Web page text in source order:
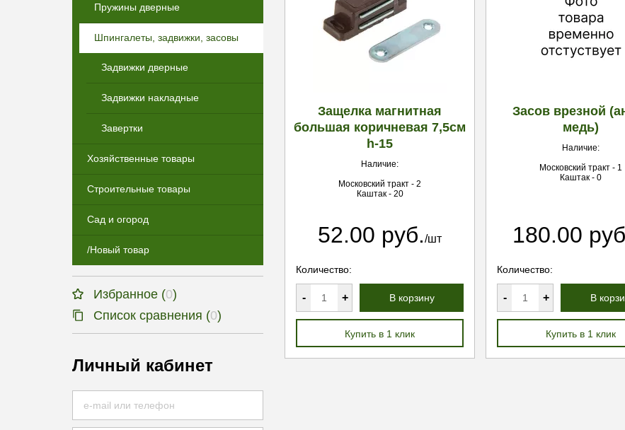
Пружины дверные
Шпингалеты, задвижки, засовы
Задвижки дверные
Задвижки накладные
Завертки
Хозяйственные товары
Строительные товары
Сад и огород
/Новый товар
Избранное (0)
Список сравнения (0)
Личный кабинет
Защелка магнитная
большая коричневая 7,5см
h-15
Наличие:
Московский тракт - 2
Каштак - 20
52.00 руб./шт
Количество:
- + В корзину
Купить в 1 клик
Засов врезной
медь)
Наличие:
Московский тракт - 1
Каштак - 0
180.00
Количество:
- + В
Купить в 1 клик